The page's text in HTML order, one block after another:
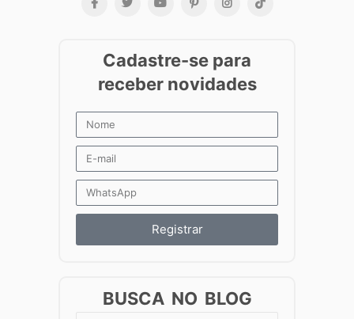
Registrar
BUSCA NO BLOG